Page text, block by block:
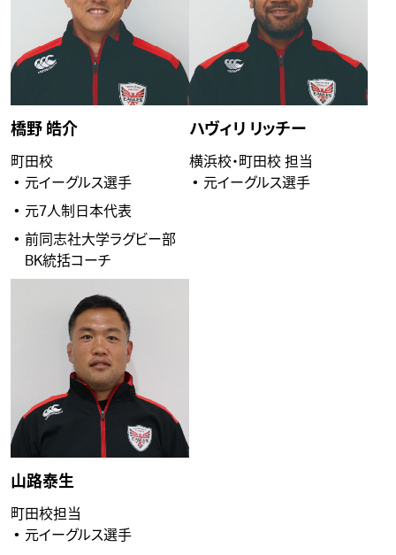
橋野 皓介
町田校
元イーグルス選手
元7人制日本代表
前同志社大学ラグビー部
BK統括コーチ
ハヴィリ リッチー
横浜校・町田校 担当
元イーグルス選手
山路泰生
町田校担当
元イーグルス選手